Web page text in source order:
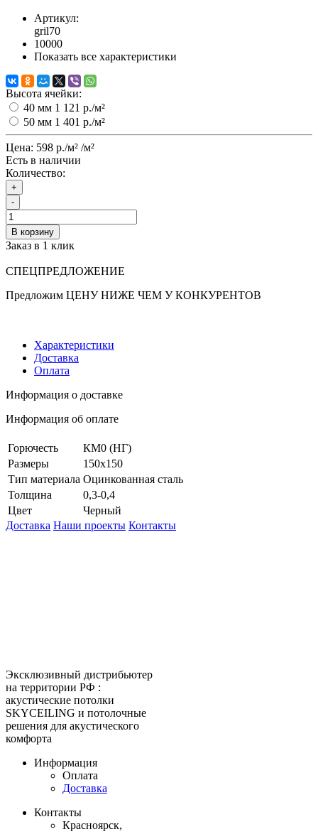
Артикул:
gril70
10000
Показать все характеристики
Высота ячейки:
40 мм 1 121 р./м²
50 мм 1 401 р./м²
Цена: 598 р./м² /м²
Есть в наличии
Количество:
+
-
В корзину
Заказ в 1 клик
СПЕЦПРЕДЛОЖЕНИЕ
Предложим ЦЕНУ НИЖЕ ЧЕМ У КОНКУРЕНТОВ
Характеристики
Доставка
Оплата
Информация о доставке
Информация об оплате
Горючесть
КМ0 (НГ)
Размеры
150х150
Тип материала Оцинкованная сталь
Толщина
0,3-0,4
Цвет
Черный
Доставка Наши проекты Контакты
Эксклюзивный дистрибьютер
на территории РФ :
акустические потолки
SKYCEILING и потолочные
решения для акустического
комфорта
Информация
Оплата
Доставка
Контакты
Красноярск,